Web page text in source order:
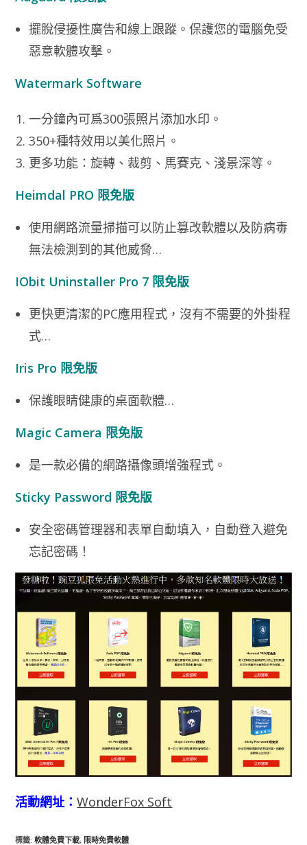
擺脫侵擾性廣告和線上跟蹤。保護您的電腦免受
惡意軟體攻擊。
Watermark Software
一分鐘內可爲300張照片添加水印。
350+種特效用以美化照片。
更多功能：旋轉、裁剪、馬賽克、淺景深等。
Heimdal PRO 限免版
使用網路流量掃描可以防止篡改軟體以及防病毒
無法檢測到的其他威脅…
IObit Uninstaller Pro 7 限免版
更快更清潔的PC應用程式，沒有不需要的外掛程
式…
Iris Pro 限免版
保護眼睛健康的桌面軟體…
Magic Camera 限免版
是一款必備的網路攝像頭增強程式。
Sticky Password 限免版
安全密碼管理器和表單自動填入，自動登入避免
忘記密碼！
活動網址：WonderFox Soft
標籤:軟體免費下載, 限時免費軟體